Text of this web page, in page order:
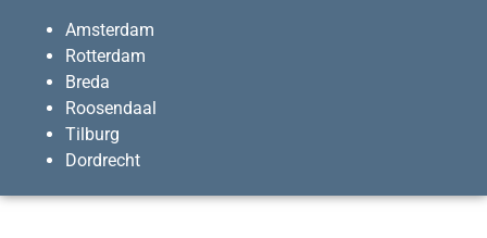
Amsterdam
Rotterdam
Breda
Roosendaal
Tilburg
Dordrecht